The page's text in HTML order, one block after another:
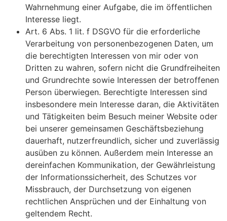
Wahrnehmung einer Aufgabe, die im öffentlichen
Interesse liegt.
Art. 6 Abs. 1 lit. f DSGVO für die erforderliche
Verarbeitung von personenbezogenen Daten, um
die berechtigten Interessen von mir oder von
Dritten zu wahren, sofern nicht die Grundfreiheiten
und Grundrechte sowie Interessen der betroffenen
Person überwiegen. Berechtigte Interessen sind
insbesondere mein Interesse daran, die Aktivitäten
und Tätigkeiten beim Besuch meiner Website oder
bei unserer gemeinsamen Geschäftsbeziehung
dauerhaft, nutzerfreundlich, sicher und zuverlässig
ausüben zu können. Außerdem mein Interesse an
dereinfachen Kommunikation, der Gewährleistung
der Informationssicherheit, des Schutzes vor
Missbrauch, der Durchsetzung von eigenen
rechtlichen Ansprüchen und der Einhaltung von
geltendem Recht.